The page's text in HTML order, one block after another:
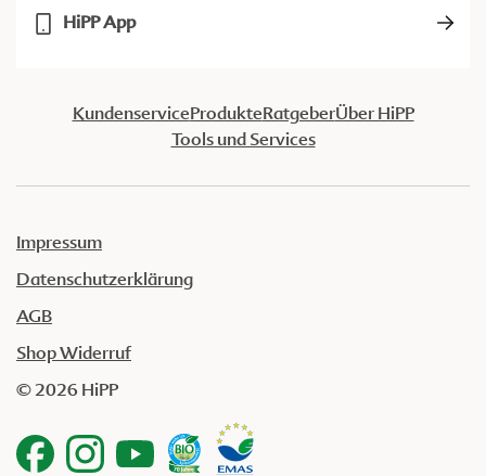
HiPP App
KundenserviceProdukteRatgeberÜber HiPP
Tools und Services
Impressum
Datenschutzerklärung
AGB
Shop Widerruf
© 2026 HiPP